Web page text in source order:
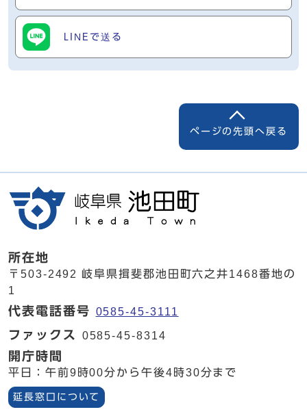
LINEで送る
ページの先頭へ戻る
所在地
〒503-2492 岐阜県揖斐郡池田町六之井1468番地の
1
代表電話番号 0585-45-3111
ファックス 0585-45-8314
開庁時間
平日：午前9時00分から午後4時30分まで
延長窓口について